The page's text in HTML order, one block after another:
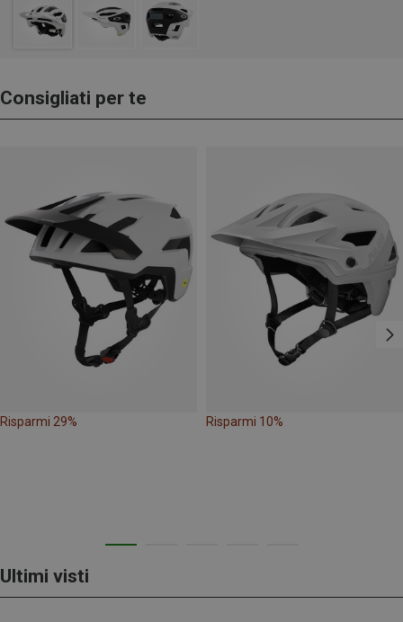
Consigliati per te
Risparmi 29% Risparmi 10%
Ultimi visti